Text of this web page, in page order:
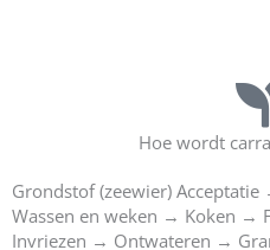
Hoe wordt
Grondstof (zeewier)
Wassen en weken → Koken →
Invriezen → Ontwateren →